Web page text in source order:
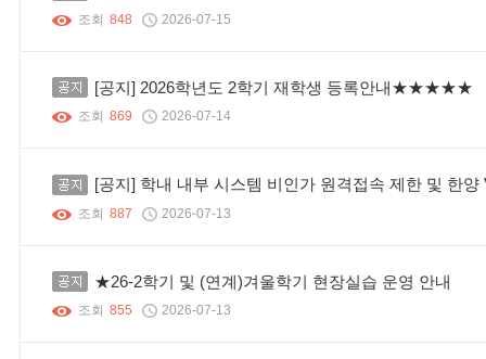
조회 848 2026-07-15
공지 [공지] 2026학년도 2학기 재학생 등록안내★★★★★
조회 869 2026-07-14
공지 [공지] 학내 내부 시스템 비인가 원격접속 제한 및 한양
조회 887 2026-07-13
공지 ★26-2학기 및 (연계)겨울학기 현장실습 운영 안내
조회 855 2026-07-13